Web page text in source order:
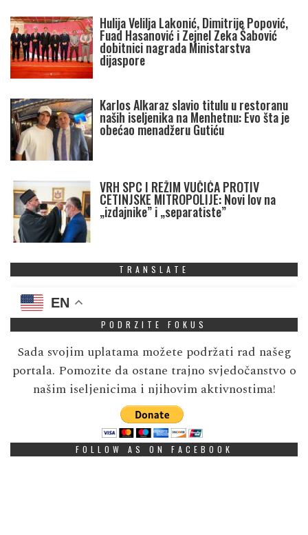
Hulija Velilja Lakonić, Dimitrije Popović,
Fuad Hasanović i Zejnel Zeka Šabović
dobitnici nagrada Ministarstva
dijaspore
Karlos Alkaraz slavio titulu u restoranu
naših iseljenika na Menhetnu: Evo šta je
obećao menadžeru Gutiću
VRH SPC I REŽIM VUČIĆA PROTIV
CETINJSKE MITROPOLIJE: Novi lov na
„izdajnike” i „separatiste”
TRANSLATE
EN
PODRZITE FOKUS
Sada svojim uplatama možete podržati rad našeg
portala. Pomozite da ostane trajno svjedočanstvo o
našim iseljenicima i njihovim aktivnostima!
FOLLOW AS ON FACEBOOK